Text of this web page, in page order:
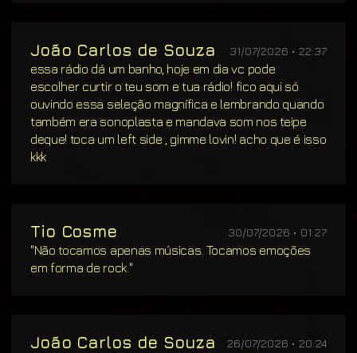
João Carlos de Souza 31/07/2026 • 22:37
essa rádio dá um banho, hoje em dia vc pode
escolher curtir o teu som e tua rádio! fico aqui só
ouvindo essa seleção magnífica e lembrando quando
também era sonoplasta e mandava som nos teipe
deque! toca um left side , gimme lovin! acho que é isso
kkk
Tio Cosme 30/07/2026 • 01:27
"Não tocamos apenas músicas. Tocamos emoções
em forma de rock."
João Carlos de Souza 26/07/2026 • 20:24